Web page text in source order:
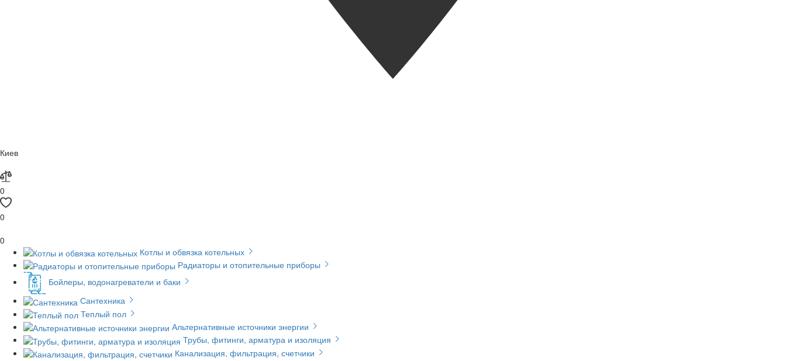
Киев
0
0
0
Котлы и обвязка котельных
Радиаторы и отопительные приборы
Бойлеры, водонагреватели и баки
Сантехника
Теплый пол
Альтернативные источники энергии
Трубы, фитинги, арматура и изоляция
Канализация, фильтрация, счетчики